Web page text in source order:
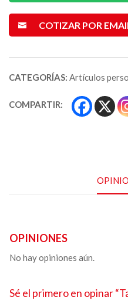
COTIZAR POR
CATEGORÍAS: Artículos
COMPARTIR:
OPINIONES
No hay opiniones aún.
Sé el primero en opinar “